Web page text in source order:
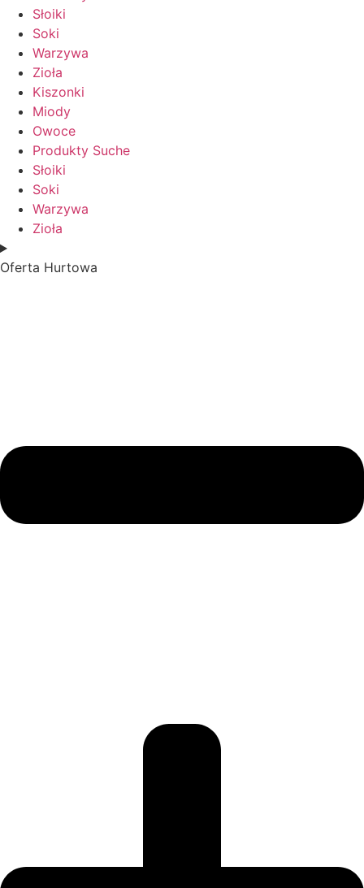
Słoiki
Soki
Warzywa
Zioła
Kiszonki
Miody
Owoce
Produkty Suche
Słoiki
Soki
Warzywa
Zioła
Oferta Hurtowa